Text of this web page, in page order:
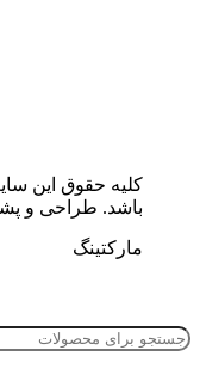
کلیه حقوق این
باشد. طراحی و
مارکتینگ